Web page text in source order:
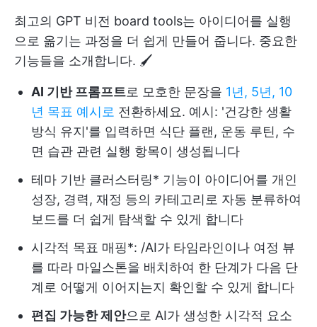
최고의 GPT 비전 board tools는 아이디어를 실행
으로 옮기는 과정을 더 쉽게 만들어 줍니다. 중요한
기능들을 소개합니다. 🖌️
AI 기반 프롬프트로 모호한 문장을 1년, 5년, 10
년 목표 예시로 전환하세요. 예시: '건강한 생활
방식 유지'를 입력하면 식단 플랜, 운동 루틴, 수
면 습관 관련 실행 항목이 생성됩니다
테마 기반 클러스터링* 기능이 아이디어를 개인
성장, 경력, 재정 등의 카테고리로 자동 분류하여
보드를 더 쉽게 탐색할 수 있게 합니다
시각적 목표 매핑*: /AI가 타임라인이나 여정 뷰
를 따라 마일스톤을 배치하여 한 단계가 다음 단
계로 어떻게 이어지는지 확인할 수 있게 합니다
편집 가능한 제안으로 AI가 생성한 시각적 요소